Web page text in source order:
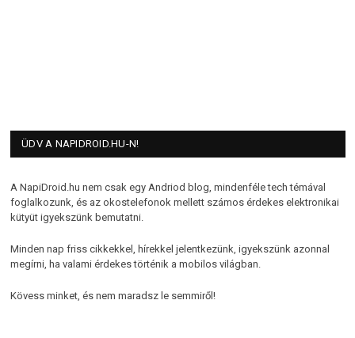
ÜDV A NAPIDROID.HU-N!
A NapiDroid.hu nem csak egy Andriod blog, mindenféle tech témával
foglalkozunk, és az okostelefonok mellett számos érdekes elektronikai
kütyüt igyekszünk bemutatni.
Minden nap friss cikkekkel, hírekkel jelentkezünk, igyekszünk azonnal
megírni, ha valami érdekes történik a mobilos világban.
Kövess minket, és nem maradsz le semmiről!